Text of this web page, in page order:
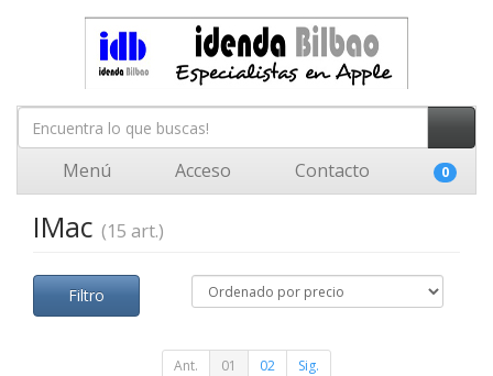
Menú Acceso Contacto 0
IMac (15 art.)
Filtro
Ant. 01 02 Sig.